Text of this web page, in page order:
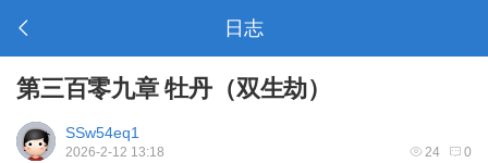
日志
第三百零九章 牡丹（双生劫）
SSw54eq1
24 0
2026-2-12 13:18